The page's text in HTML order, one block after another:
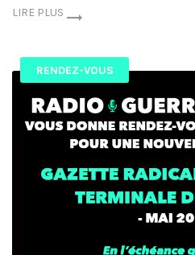
LIRE PLUS
RENDEZ-VOUS